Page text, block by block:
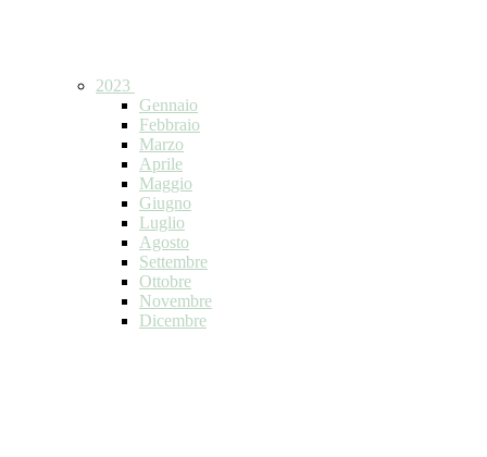
2023
Gennaio
Febbraio
Marzo
Aprile
Maggio
Giugno
Luglio
Agosto
Settembre
Ottobre
Novembre
Dicembre